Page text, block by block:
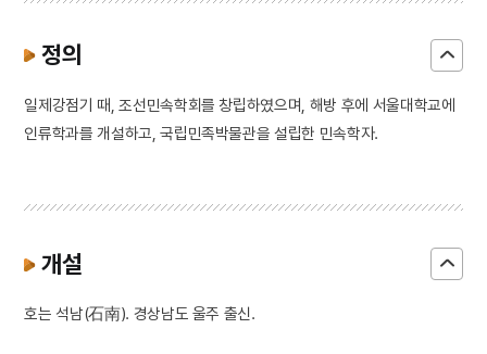
정의
일제강점기 때, 조선민속학회를 창립하였으며, 해방 후에 서울대학교에
인류학과를 개설하고, 국립민족박물관을 설립한 민속학자.
개설
호는 석남(石南). 경상남도 울주 출신.